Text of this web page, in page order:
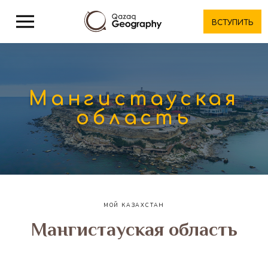
ВСТУПИТЬ
Мангистауская
область
МОЙ КАЗАХСТАН
Мангистауская область